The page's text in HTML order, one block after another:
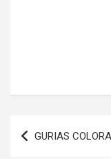
Navegação
de
GURIAS